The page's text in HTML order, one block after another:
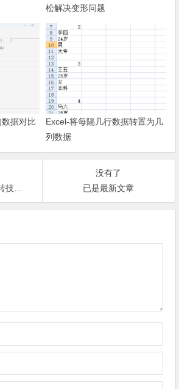
松解决变形问题
据对比
Excel-将每隔几行数据转置为几
列数据
问题
没有了
已是最新文章